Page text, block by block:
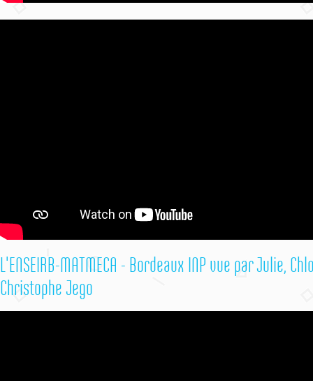
L'ENSEIRB-MATMECA - Bordeaux INP vue par Julie,
Christophe Jego